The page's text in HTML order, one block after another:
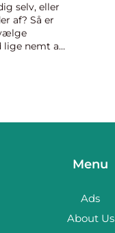
selv, eller
af? Så er
lige nemt at
Menu
Ads
About Us